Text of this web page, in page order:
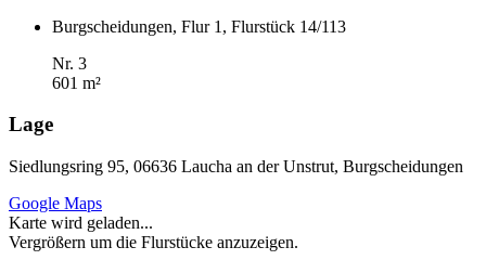
Burgscheidungen, Flur 1, Flurstück 14/113
Nr. 3
601 m²
Lage
Siedlungsring 95, 06636 Laucha an der Unstrut, Burgscheidungen
Google Maps
Karte wird geladen...
Vergrößern um die Flurstücke anzuzeigen.